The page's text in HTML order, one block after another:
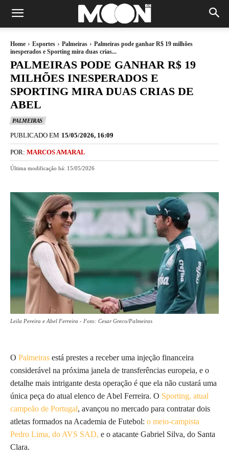
Home Esportes Palmeiras
Palmeiras pode ganhar R$ 19 milhões
inesperados e Sporting mira duas crias...
PALMEIRAS PODE GANHAR R$ 19
MILHÕES INESPERADOS E
SPORTING MIRA DUAS CRIAS DE
ABEL
PALMEIRAS
PUBLICADO EM 15/05/2026, 16:09
POR: MARCOS AMARAL
Última modificação há: 15/05/2026
Leila Pereira e Abel Ferreira - Foto: Cesar Greco/Palmeiras
O Palmeiras está prestes a receber uma injeção financeira
considerável na próxima janela de transferências europeia, e o
detalhe mais intrigante desta operação é que ela não custará uma
única peça do atual elenco de Abel Ferreira. O Sporting, atual
campeão de Portugal, avançou no mercado para contratar dois
atletas formados na Academia de Futebol: o meio-campista
Pedro Lima, do AVS SAD, e o atacante Gabriel Silva, do Santa
Clara.